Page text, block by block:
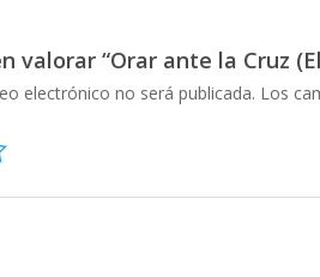
valorar “Orar ante la Cruz
electrónico no será publicada. Los